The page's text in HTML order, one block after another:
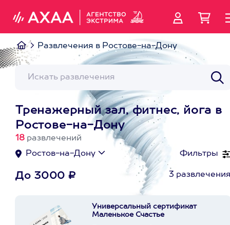
Развлечения в Ростове-на-Дону
Тренажерный зал, фитнес, йога в
Ростове-на-Дону
18 развлечений
Фильтры
Ростов-на-Дону
До 3000 ₽ 3
Универсальный сертификат
Маленькое Счастье